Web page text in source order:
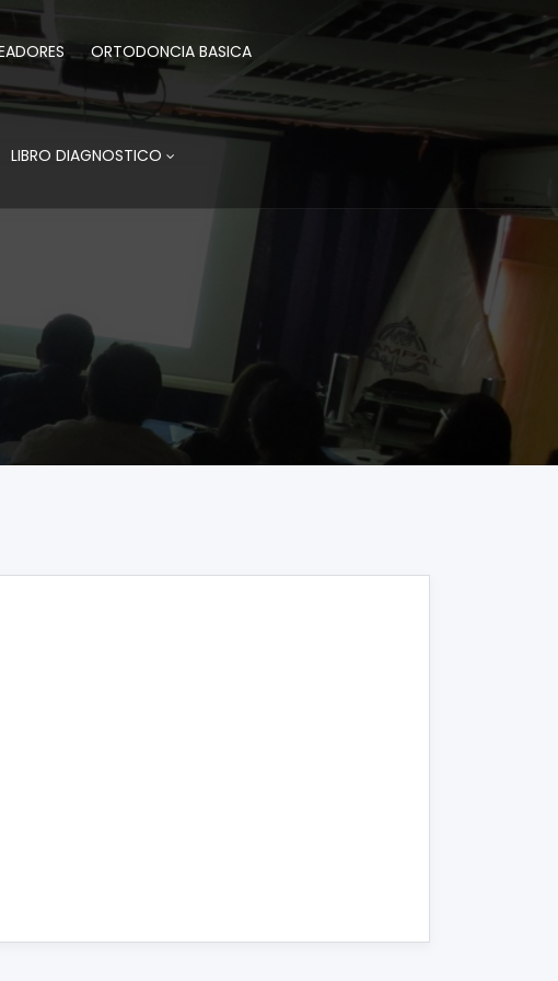
ORTODONCIA BASICA
LIBRO DIAGNOSTICO